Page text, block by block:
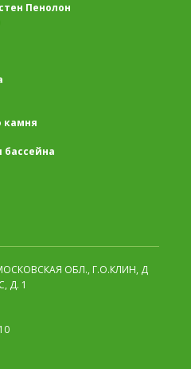
Пенолон
камня
ОБЛ., Г.О.КЛИН, Д
Д. 1